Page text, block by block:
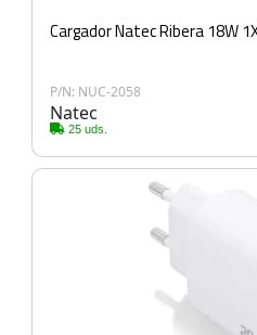
Cargador Natec Ribera 18W
P/N: NUC-2058
Natec
25 uds.